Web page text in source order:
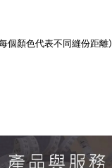
個顏色代表不同縫份距離)